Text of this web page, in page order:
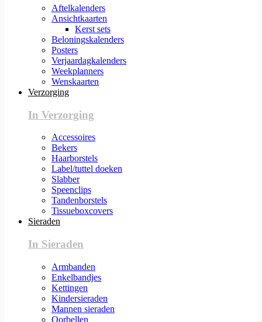
Aftelkalenders
Ansichtkaarten
Kerst sets
Beloningskalenders
Posters
Verjaardagkalenders
Weekplanners
Wenskaarten
Verzorging
In Verzorging
Accessoires
Bekers
Haarborstels
Label/tuttel doeken
Slabber
Speenclips
Tandenborstels
Tissueboxcovers
Sieraden
In Sieraden
Armbanden
Enkelbandjes
Kettingen
Kindersieraden
Mannen sieraden
Oorbellen